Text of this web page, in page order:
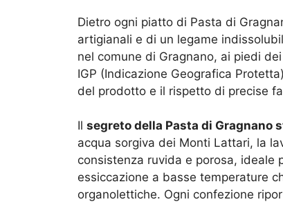
Dietro ogni piatto di Pasta di
artigianali e di un legame
nel comune di Gragnano, ai piedi
IGP (Indicazione Geografica
del prodotto e il rispetto di precise
Il segreto della Pasta di Gragnano
acqua sorgiva dei Monti Lattari, la
consistenza ruvida e porosa, ideale
essiccazione a basse temperature
organolettiche. Ogni confezione